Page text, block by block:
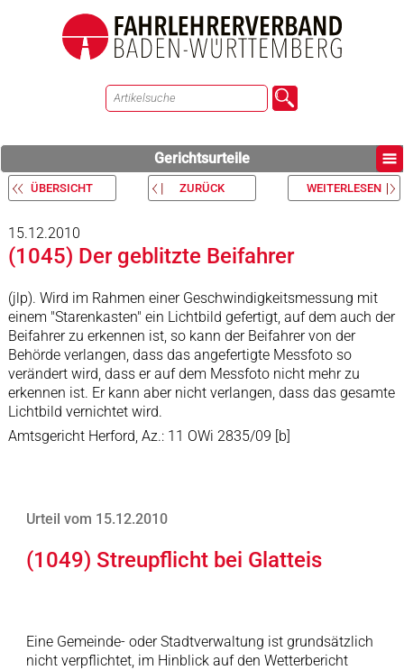
Gerichtsurteile
ÜBERSICHT ZURÜCK WEITERLESEN
15.12.2010
(1045) Der geblitzte Beifahrer
(jlp). Wird im Rahmen einer Geschwindigkeitsmessung mit
einem "Starenkasten" ein Lichtbild gefertigt, auf dem auch der
Beifahrer zu erkennen ist, so kann der Beifahrer von der
Behörde verlangen, dass das angefertigte Messfoto so
verändert wird, dass er auf dem Messfoto nicht mehr zu
erkennen ist. Er kann aber nicht verlangen, dass das gesamte
Lichtbild vernichtet wird.
Amtsgericht Herford, Az.: 11 OWi 2835/09 [b]
Urteil vom 15.12.2010
(1049) Streupflicht bei Glatteis
Eine Gemeinde- oder Stadtverwaltung ist grundsätzlich
nicht verpflichtet, im Hinblick auf den Wetterbericht